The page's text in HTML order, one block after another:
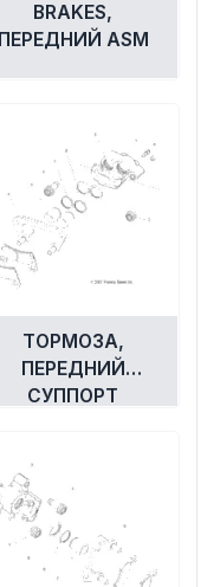
BRAKES,
ПЕРЕДНИЙ ASM
ТОРМОЗА,
ПЕРЕДНИЙ
СУППОРТ